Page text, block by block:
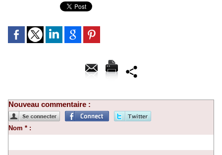
Nouveau commentaire :
Nom * :